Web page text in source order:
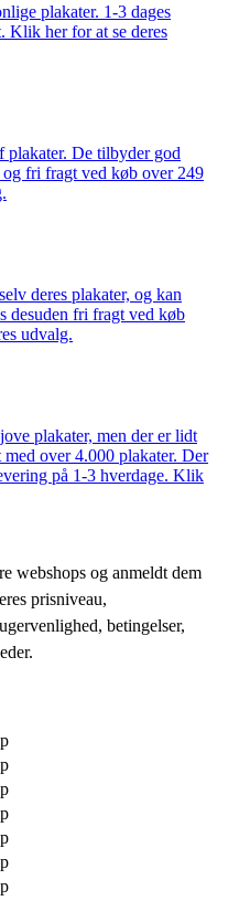
plakater. 1-3 dages
Klik her for at se deres
plakater. De tilbyder god
fri fragt ved køb over 249
deres plakater, og kan
desuden fri fragt ved køb
udvalg.
plakater, men der er lidt
over 4.000 plakater. Der
på 1-3 hverdage. Klik
webshops og anmeldt dem
prisniveau,
betingelser,